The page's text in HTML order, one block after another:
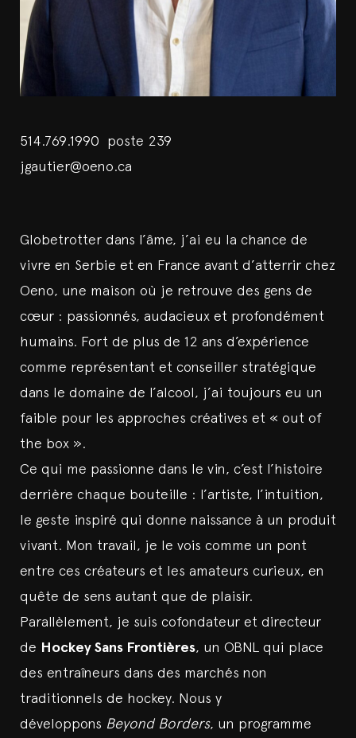
514.769.1990 poste 239
jgautier@oeno.ca
Globetrotter dans l’âme, j’ai eu la chance de
vivre en Serbie et en France avant d’atterrir chez
Oeno, une maison où je retrouve des gens de
cœur : passionnés, audacieux et profondément
humains. Fort de plus de 12 ans d’expérience
comme représentant et conseiller stratégique
dans le domaine de l’alcool, j’ai toujours eu un
faible pour les approches créatives et « out of
the box ».
Ce qui me passionne dans le vin, c’est l’histoire
derrière chaque bouteille : l’artiste, l’intuition,
le geste inspiré qui donne naissance à un produit
vivant. Mon travail, je le vois comme un pont
entre ces créateurs et les amateurs curieux, en
quête de sens autant que de plaisir.
Parallèlement, je suis cofondateur et directeur
de Hockey Sans Frontières, un OBNL qui place
des entraîneurs dans des marchés non
traditionnels de hockey. Nous y
développons Beyond Borders, un programme